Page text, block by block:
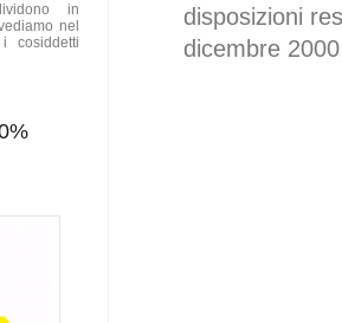
in
nel
cosiddetti
disposizioni
dicembre